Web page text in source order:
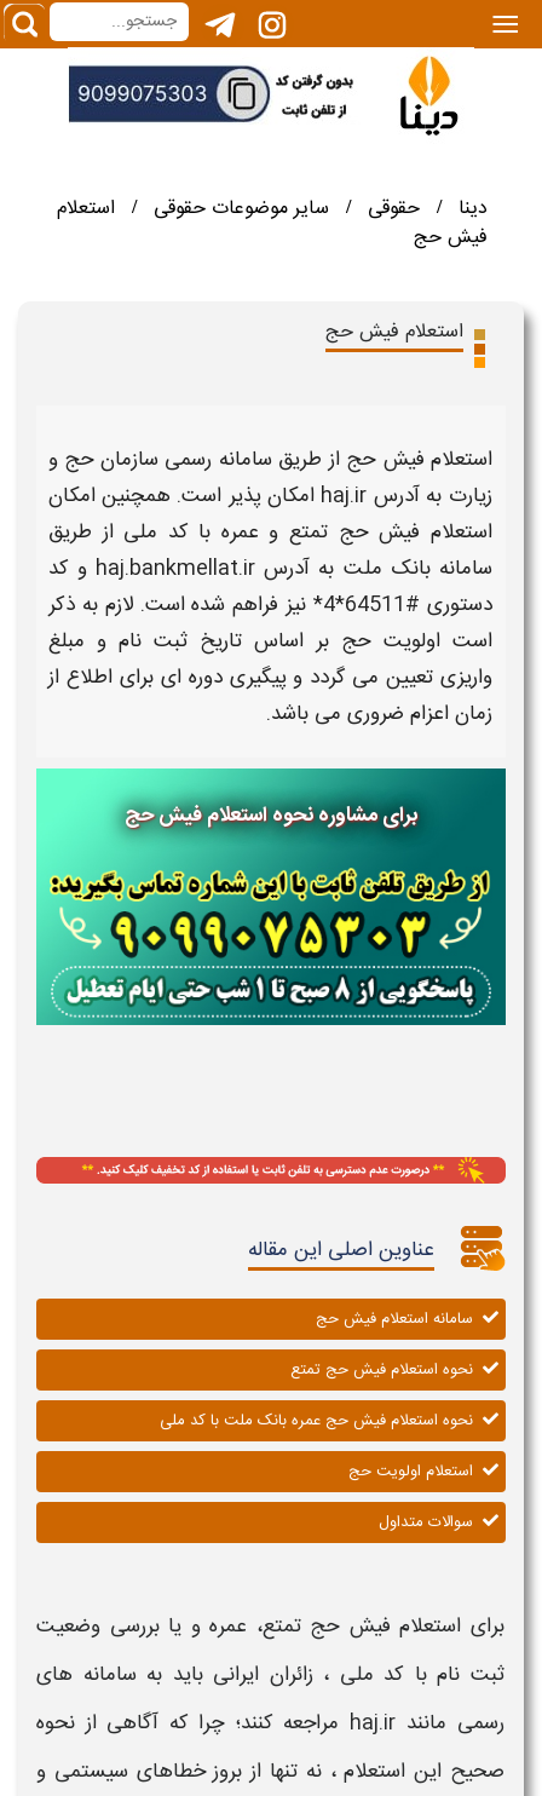
|||
دینا / حقوقی / سایر موضوعات حقوقی /
استعلام
فیش حج
استعلام فیش حج
استعلام فیش حج از طریق سامانه رسمی سازمانحج و
زیارت به آدرس haj.ir امکان پذیر است. همچنین امکان
استعلام فیش حج تمتع و عمره با کد ملی از طریق
سامانه بانک ملت به آدرس haj.bankmellat.ir و کد
دستوری #64511*4* نیز فراهم شده است. لازم به ذکر
است اولویت حج بر اساس تاریخ ثبت نام و مبلغ
واریزی تعیین می گردد و پیگیری دوره ای برای اطلاع از
زمان اعزام ضروری می باشد.
برای مشاوره نحوه استعلام فیش حج
عناوین اصلی این مقاله
سامانه استعلام فیش حج
نحوه استعلام فیش حج تمتع
نحوه استعلام فیش حج عمره بانک ملت با کد ملی
استعلام اولویت حج
سوالات متداول
برای استعلام فیش حج تمتع، عمره و یا بررسی وضعیت
ثبت نام با کد ملی ، زائران ایرانی باید به سامانه های
رسمی مانند haj.ir مراجعه کنند؛ چرا که آگاهی از نحوه
صحیح این استعلام ، نه تنها از بروز خطاهای سیستمی و